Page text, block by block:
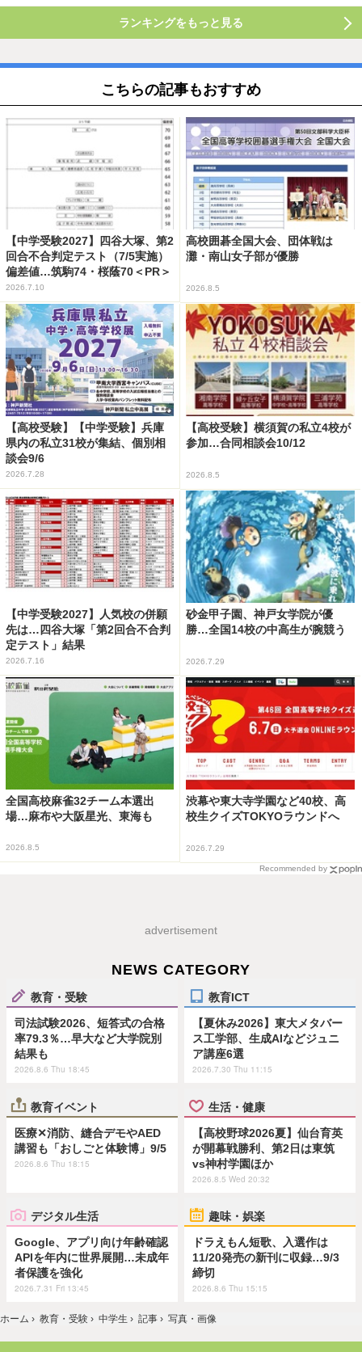
ランキングをもっと見る
こちらの記事もおすすめ
【中学受験2027】四谷大塚、第2
回合不合判定テスト（7/5実施）
偏差値…筑駒74・桜蔭70＜PR＞
2026.7.10
高校囲碁全国大会、団体戦は
灘・南山女子部が優勝
2026.8.5
【高校受験】【中学受験】兵庫
県内の私立31校が集結、個別相
談会9/6
2026.7.28
【高校受験】横須賀の私立4校が
参加…合同相談会10/12
2026.8.5
【中学受験2027】人気校の併願
先は…四谷大塚「第2回合不合判
定テスト」結果
2026.7.16
砂金甲子園、神戸女学院が優
勝…全国14校の中高生が腕競う
2026.7.29
全国高校麻雀32チーム本選出
場…麻布や大阪星光、東海も
2026.8.5
渋幕や東大寺学園など40校、高
校生クイズTOKYOラウンドへ
2026.7.29
Recommended by
advertisement
NEWS CATEGORY
教育・受験
司法試験2026、短答式の合格
率79.3％…早大など大学院別
結果も
2026.8.6 Thu 18:45
教育ICT
【夏休み2026】東大メタバー
ス工学部、生成AIなどジュニ
ア講座6選
2026.7.30 Thu 11:15
教育イベント
医療✕消防、縫合デモやAED
講習も「おしごと体験博」9/5
2026.8.6 Thu 18:15
生活・健康
【高校野球2026夏】仙台育英
が開幕戦勝利、第2日は東筑
vs神村学園ほか
2026.8.5 Wed 20:32
デジタル生活
Google、アプリ向け年齢確認
APIを年内に世界展開…未成年
者保護を強化
2026.7.31 Fri 13:45
趣味・娯楽
ドラえもん短歌、入選作は
11/20発売の新刊に収録…9/3
締切
2026.8.6 Thu 15:15
ホーム › 教育・受験 › 中学生 › 記事 › 写真・画像